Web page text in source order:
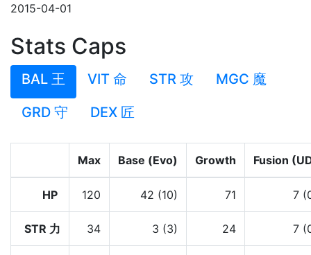
2015-04-01
Stats Caps
BAL 王 VIT 命 STR 攻
MGC 魔
GRD 守
DEX 匠
Max Base (Evo) Growth Fusion
HP 120 42 (10) 71 7
STR 力 34 3 (3) 24 7